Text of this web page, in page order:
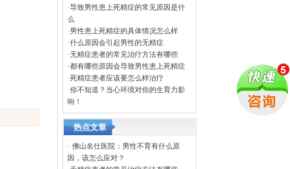
·导致男性患上死精症的常见原因是什
么
· 男性患上死精症的具体情况怎么样
·什么原因会引起男性的无精症
·无精症患者的常见治疗方法有哪些
·都有哪些原因会导致男性患上死精症
·死精症患者应该要怎么样治疗
·你不知道？当心环境对你的生育力影
响！
热点文章
· 佛山名仕医院：男性不育有什么原
因，该怎么应对？